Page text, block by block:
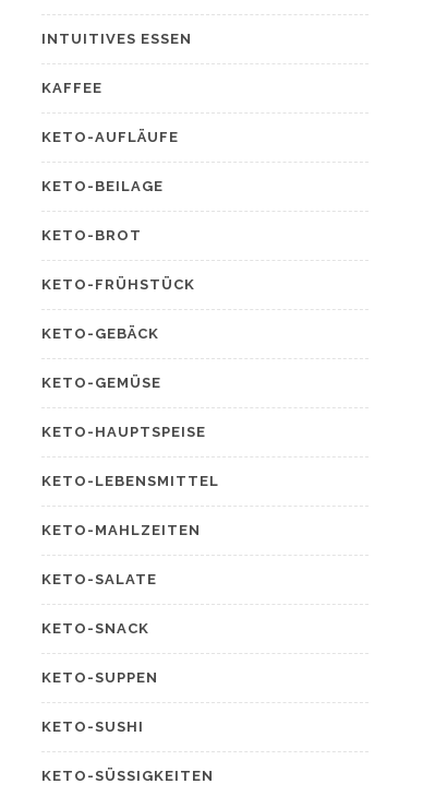
INTUITIVES ESSEN
KAFFEE
KETO-AUFLÄUFE
KETO-BEILAGE
KETO-BROT
KETO-FRÜHSTÜCK
KETO-GEBÄCK
KETO-GEMÜSE
KETO-HAUPTSPEISE
KETO-LEBENSMITTEL
KETO-MAHLZEITEN
KETO-SALATE
KETO-SNACK
KETO-SUPPEN
KETO-SUSHI
KETO-SÜSSIGKEITEN